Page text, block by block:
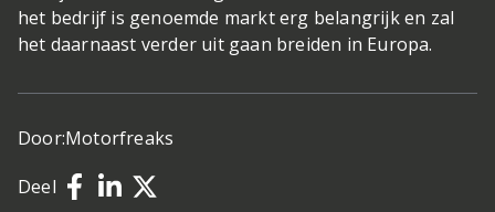
het bedrijf is genoemde markt erg belangrijk en zal
het daarnaast verder uit gaan breiden in Europa.
Door:Motorfreaks
Deel